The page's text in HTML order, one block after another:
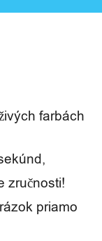
farbách
zručnosti!
priamo